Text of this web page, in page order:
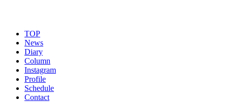
TOP
News
Diary
Column
Instagram
Profile
Schedule
Contact